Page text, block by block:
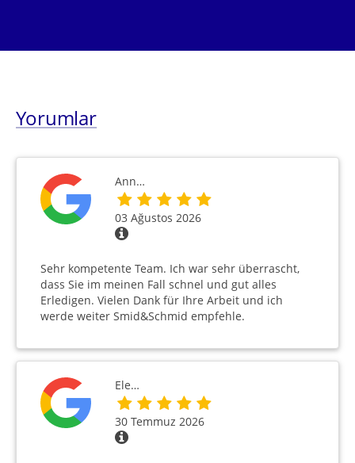
Yorumlar
Ann…
03 Ağustos 2026
Sehr kompetente Team. Ich war sehr überrascht,
dass Sie im meinen Fall schnel und gut alles
Erledigen. Vielen Dank für Ihre Arbeit und ich
werde weiter Smid&Schmid empfehle.
Ele…
30 Temmuz 2026